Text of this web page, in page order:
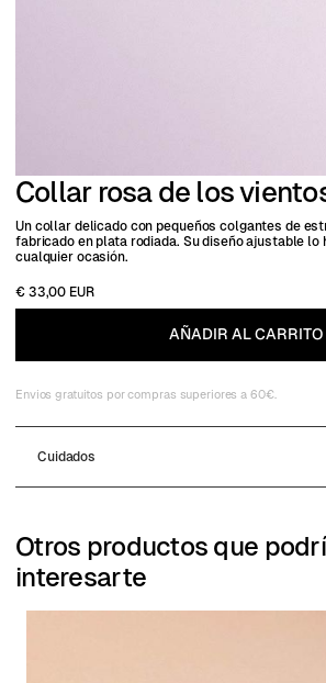
Collar rosa de los
Un collar delicado con pequeños colgantes de
fabricado en plata rodiada. Su diseño ajustable lo
cualquier ocasión.
€ 33,00 EUR
Envios gratuitos por compras superiores a 60€.
Cuidados
Otros productos que
interesarte